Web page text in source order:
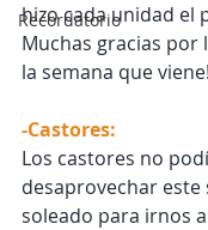
Recordatorio
hizo cada unidad el
Muchas gracias por
la semana que viene!
-Castores:
Los castores no
desaprovechar este
soleado para irnos